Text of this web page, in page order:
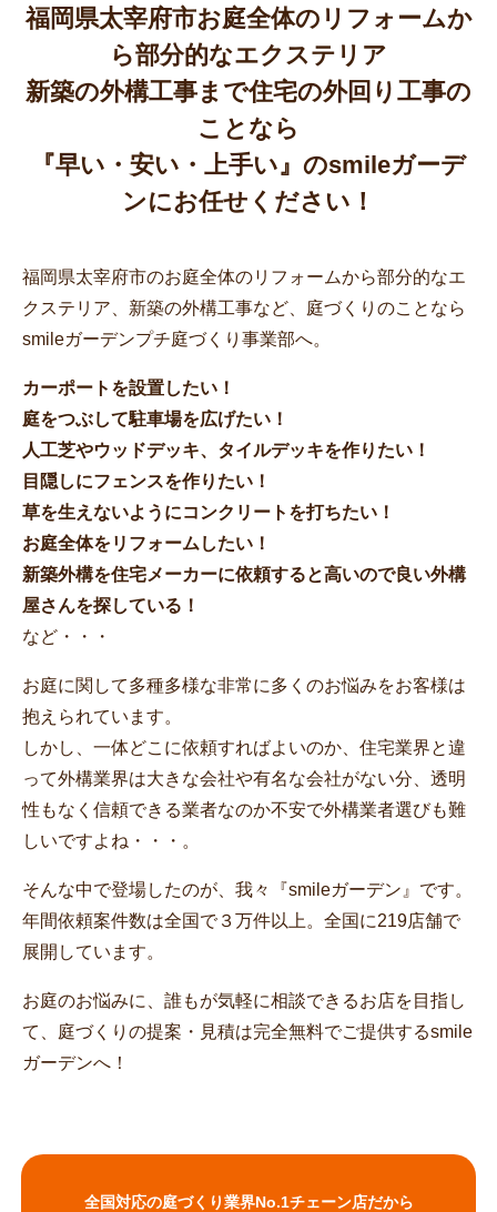
福岡県太宰府市お庭全体のリフォームか
ら部分的なエクステリア
新築の外構工事まで住宅の外回り工事の
ことなら
『早い・安い・上手い』のsmileガーデ
ンにお任せください！
福岡県太宰府市のお庭全体のリフォームから部分的なエ
クステリア、新築の外構工事など、庭づくりのことなら
smileガーデンプチ庭づくり事業部へ。
カーポートを設置したい！
庭をつぶして駐車場を広げたい！
人工芝やウッドデッキ、タイルデッキを作りたい！
目隠しにフェンスを作りたい！
草を生えないようにコンクリートを打ちたい！
お庭全体をリフォームしたい！
新築外構を住宅メーカーに依頼すると高いので良い外構
屋さんを探している！
など・・・
お庭に関して多種多様な非常に多くのお悩みをお客様は
抱えられています。
しかし、一体どこに依頼すればよいのか、住宅業界と違
って外構業界は大きな会社や有名な会社がない分、透明
性もなく信頼できる業者なのか不安で外構業者選びも難
しいですよね・・・。
そんな中で登場したのが、我々『smileガーデン』です。
年間依頼案件数は全国で３万件以上。全国に219店舗で
展開しています。
お庭のお悩みに、誰もが気軽に相談できるお店を目指し
て、庭づくりの提案・見積は完全無料でご提供するsmile
ガーデンへ！
全国対応の庭づくり業界No.1チェーン店だから